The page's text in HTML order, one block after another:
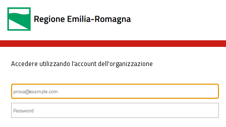
Accedere utilizzando l'account dell'organizzazione